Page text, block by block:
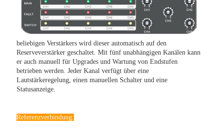
beliebigen Verstärkers wird dieser automatisch auf den
Reserveverstärker geschaltet. Mit fünf unabhängigen Kanälen kann
er auch manuell für Upgrades und Wartung von Endstufen
betrieben werden. Jeder Kanal verfügt über eine
Lautstärkeregelung, einen manuellen Schalter und eine
Statusanzeige.
Referenzverbindung: